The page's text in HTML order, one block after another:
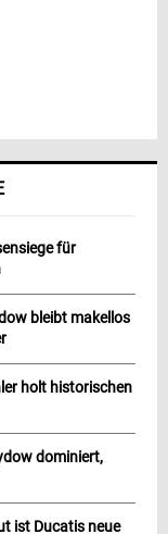
für
bleibt makellos
holt historischen
dominiert,
ist Ducatis neue